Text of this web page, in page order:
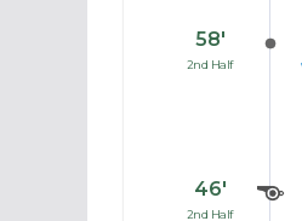
58′
2nd Half
46′
2nd Half